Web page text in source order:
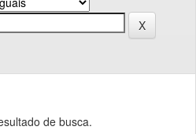
de busca.